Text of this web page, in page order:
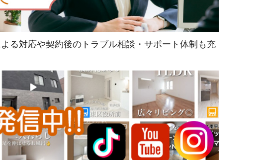
る対応や契約後のトラブル相談・サポート体制も充